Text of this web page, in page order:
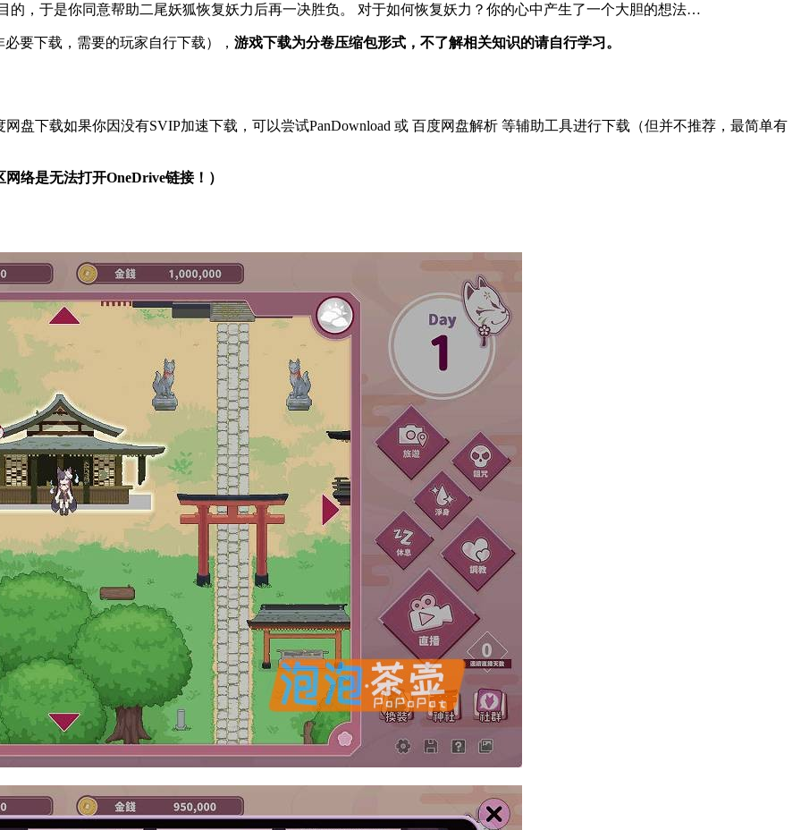
的，于是你同意帮助二尾妖狐恢复妖力后再一决胜负。 对于如何恢复妖力？你的心中产生了一个大胆的想法…
要下载，需要的玩家自行下载）， 游戏下载为分卷压缩包形式，不了解相关知识的请自行学习。
盘下载如果你因没有SVIP加速下载，可以尝试PanDownload 或 百度网盘解析 等辅助工具进行下载（但并不推荐，最简单有
网络是无法打开OneDrive链接！）